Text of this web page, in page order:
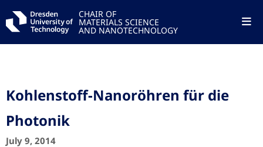
CHAIR OF
MATERIALS SCIENCE
AND NANOTECHNOLOGY
Kohlenstoff-Nanoröhren für die
Photonik
July 9, 2014